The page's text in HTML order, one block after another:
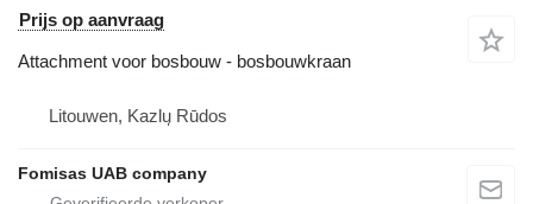
Prijs op aanvraag
Attachment voor bosbouw - bosbouwkraan
Litouwen, Kazlų Rūdos
Fomisas UAB company